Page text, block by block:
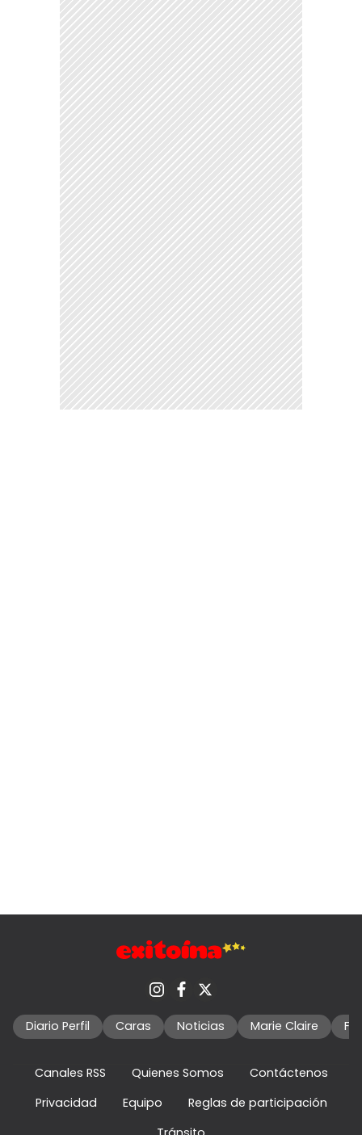
Diario Perfil Caras Noticias Marie Claire
Canales RSS Quienes Somos
Contáctenos
Privacidad
Equipo
Reglas de participación